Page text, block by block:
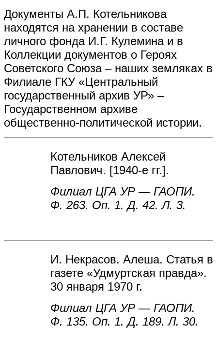
Документы А.П. Котельникова
находятся на хранении в составе
личного фонда И.Г. Кулемина и в
Коллекции документов о Героях
Советского Союза – наших земляках в
Филиале ГКУ «Центральный
государственный архив УР» –
Государственном архиве
общественно-политической истории.
Котельников Алексей
Павлович. [1940-е гг.].
Филиал ЦГА УР — ГАОПИ.
Ф. 263. Оп. 1. Д. 42. Л. 3.
И. Некрасов. Алеша. Статья в
газете «Удмуртская правда».
30 января 1970 г.
Филиал ЦГА УР — ГАОПИ.
Ф. 135. Оп. 1. Д. 189. Л. 30.